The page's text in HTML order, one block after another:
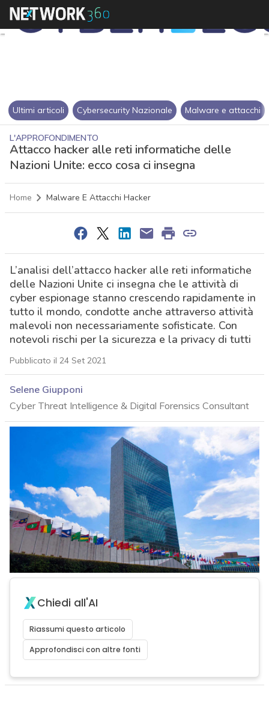
Ultimi articoli Cybersecurity Nazionale Malware e attacchi
L'APPROFONDIMENTO
Attacco hacker alle reti informatiche delle
Nazioni Unite: ecco cosa ci insegna
Home Malware E Attacchi Hacker
L’analisi dell’attacco hacker alle reti informatiche
delle Nazioni Unite ci insegna che le attività di
cyber espionage stanno crescendo rapidamente in
tutto il mondo, condotte anche attraverso attività
malevoli non necessariamente sofisticate. Con
notevoli rischi per la sicurezza e la privacy di tutti
Pubblicato il 24 Set 2021
Selene Giupponi
Cyber Threat Intelligence & Digital Forensics Consultant
Chiedi all'AI
Riassumi questo articolo
Approfondisci con altre fonti